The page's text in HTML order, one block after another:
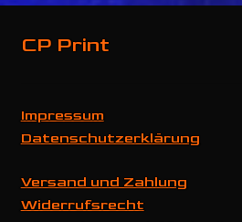
CP Print
Impressum
Datenschutzerklärung
Versand und Zahlung
Widerrufsrecht